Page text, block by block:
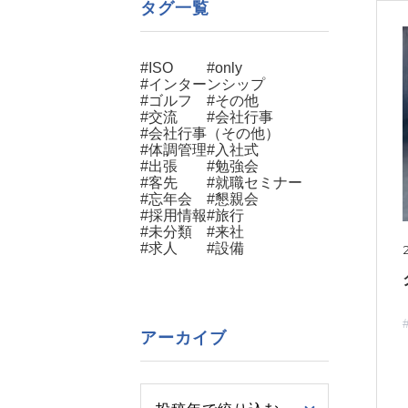
タグ一覧
#ISO
#only
#インターンシップ
#ゴルフ
#その他
#交流
#会社行事
#会社行事（その他）
#体調管理#入社式
#出張
#勉強会
#客先
#就職セミナー
#忘年会
#懇親会
#採用情報#旅行
#未分類
#来社
#求人
#設備
アーカイブ